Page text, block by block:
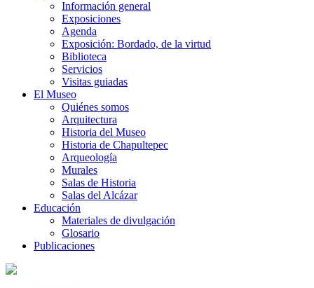
Información general
Exposiciones
Agenda
Exposición: Bordado, de la virtud
Biblioteca
Servicios
Visitas guiadas
El Museo
Quiénes somos
Arquitectura
Historia del Museo
Historia de Chapultepec
Arqueología
Murales
Salas de Historia
Salas del Alcázar
Educación
Materiales de divulgación
Glosario
Publicaciones